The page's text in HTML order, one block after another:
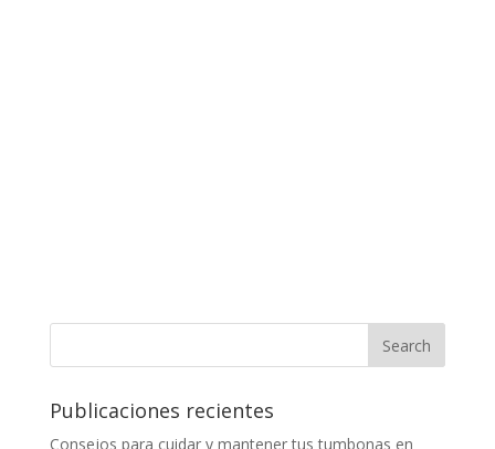
Publicaciones recientes
Consejos para cuidar y mantener tus tumbonas en